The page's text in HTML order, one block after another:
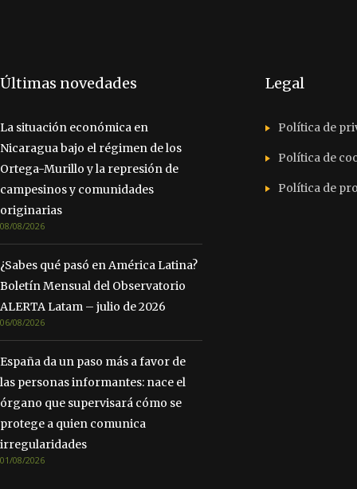
Últimas novedades
La situación económica en
Nicaragua bajo el régimen de los
Ortega-Murillo y la represión de
campesinos y comunidades
originarias
08/08/2026
¿Sabes qué pasó en América Latina?
Boletín Mensual del Observatorio
ALERTA Latam – julio de 2026
06/08/2026
España da un paso más a favor de
las personas informantes: nace el
órgano que supervisará cómo se
protege a quien comunica
irregularidades
01/08/2026
Legal
Política de
Política de
Política de